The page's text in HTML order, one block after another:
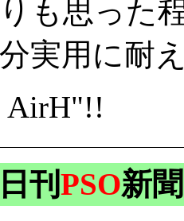
も思った
実用に耐
AirH"!!
刊PSO新聞